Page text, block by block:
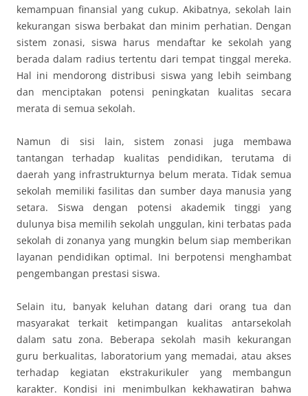
kemampuan finansial yang cukup. Akibatnya, sekolah lain
kekurangan siswa berbakat dan minim perhatian. Dengan
sistem zonasi, siswa harus mendaftar ke sekolah yang
berada dalam radius tertentu dari tempat tinggal mereka.
Hal ini mendorong distribusi siswa yang lebih seimbang
dan menciptakan potensi peningkatan kualitas secara
merata di semua sekolah.
Namun di sisi lain, sistem zonasi juga membawa
tantangan terhadap kualitas pendidikan, terutama di
daerah yang infrastrukturnya belum merata. Tidak semua
sekolah memiliki fasilitas dan sumber daya manusia yang
setara. Siswa dengan potensi akademik tinggi yang
dulunya bisa memilih sekolah unggulan, kini terbatas pada
sekolah di zonanya yang mungkin belum siap memberikan
layanan pendidikan optimal. Ini berpotensi menghambat
pengembangan prestasi siswa.
Selain itu, banyak keluhan datang dari orang tua dan
masyarakat terkait ketimpangan kualitas antarsekolah
dalam satu zona. Beberapa sekolah masih kekurangan
guru berkualitas, laboratorium yang memadai, atau akses
terhadap kegiatan ekstrakurikuler yang membangun
karakter. Kondisi ini menimbulkan kekhawatiran bahwa